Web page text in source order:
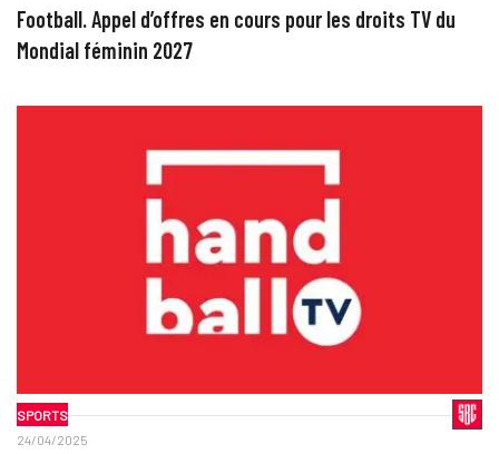
Football. Appel d’offres en cours pour les droits TV du
Mondial féminin 2027
SPORTS
24/04/2025